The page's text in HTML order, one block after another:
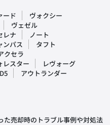
ード
ヴォクシー
ヴェゼル
レナ
ノート
ンパス
タフト
クセラ
レスター
レヴォーグ
アウトランダー
た売却時のトラブル事例や対処法